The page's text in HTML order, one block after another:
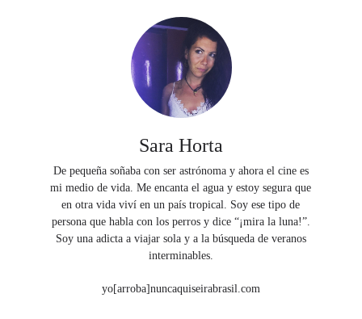
Sara Horta
De pequeña soñaba con ser astrónoma y ahora el cine es
mi medio de vida. Me encanta el agua y estoy segura que
en otra vida viví en un país tropical. Soy ese tipo de
persona que habla con los perros y dice “¡mira la luna!”.
Soy una adicta a viajar sola y a la búsqueda de veranos
interminables.
yo[arroba]nuncaquiseirabrasil.com